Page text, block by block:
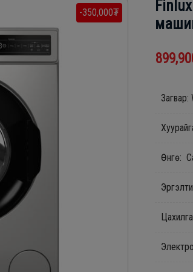
-350,000₮
Загвар:
Өнгө: